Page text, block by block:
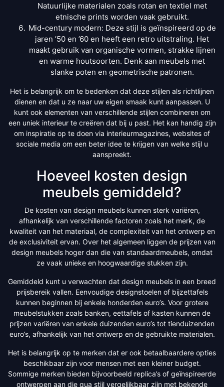
Natuurlijke materialen zoals rotan en textiel met
etnische prints worden vaak gebruikt.
Mid-century modern: Deze stijl is geïnspireerd op de
jaren ’50 en ’60 en heeft een retro uitstraling. Het
maakt gebruik van organische vormen, strakke lijnen
en warme houtsoorten. Denk aan meubels met
slanke poten en geometrische patronen.
Het is belangrijk om te bedenken dat deze stijlen als richtlijnen
dienen en dat u ze naar uw eigen smaak kunt aanpassen. U
kunt ook elementen van verschillende stijlen combineren om
een uniek interieur te creëren dat bij u past. Het kan handig zijn
om inspiratie op te doen via interieurmagazines, websites of
sociale media om een beter idee te krijgen van welke stijl u
aanspreekt.
Hoeveel kosten design
meubels gemiddeld?
De kosten van design meubels kunnen sterk variëren,
afhankelijk van verschillende factoren zoals het merk, de
kwaliteit van het materiaal, de complexiteit van het ontwerp en
de exclusiviteit ervan. Over het algemeen liggen de prijzen van
design meubels hoger dan die van standaardmeubels, omdat
ze vaak unieke en hoogwaardige stukken zijn.
Gemiddeld kunt u verwachten dat design meubels in een breed
prijsbereik vallen. Eenvoudige designstoelen of bijzettafels
kunnen beginnen bij enkele honderden euro’s. Voor grotere
meubelstukken zoals banken, eettafels of kasten kunnen de
prijzen variëren van enkele duizenden euro’s tot tienduizenden
euro’s, afhankelijk van het ontwerp en de gebruikte materialen.
Het is belangrijk op te merken dat er ook betaalbaardere opties
beschikbaar zijn voor mensen met een kleiner budget.
Sommige merken bieden bijvoorbeeld replica’s of geïnspireerde
ontwerpen aan die qua stijl vergelijkbaar zijn met bekende